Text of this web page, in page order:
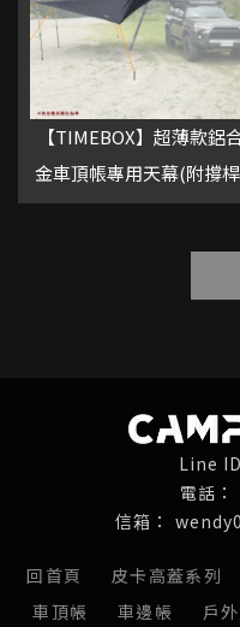
【TIMEBOX】超薄款鋁
金車頂帳專用天幕(附撐
回首頁 皮卡高蓋系列
車頂帳
車邊帳 戶